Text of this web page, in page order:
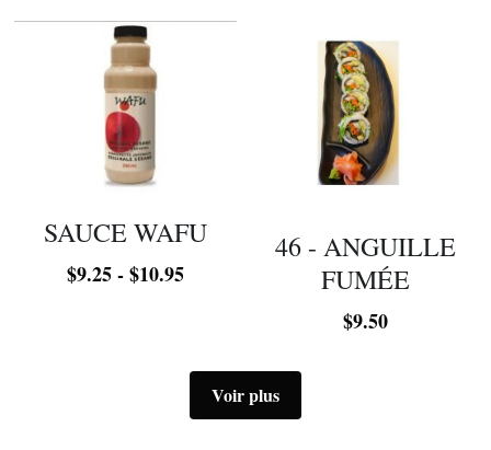
SAUCE WAFU
$9.25 - $10.95
46 - ANGUILLE
FUMÉE
$9.50
Voir plus